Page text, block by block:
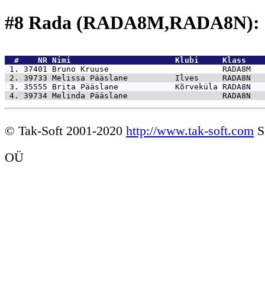
#8 Rada
  #    NR
Nimi                      Klubi
1. 37401 Bruno Kruuse                        RADA8M
2. 39733 Melissa Pääslane          Ilves     RADA8N
3. 35555 Brita Pääslane            Kõrveküla RADA8N
4. 39734 Melinda Pääslane                    RADA8N
© Tak-Soft 2001-2020 http://www.tak-soft.com
OÜ